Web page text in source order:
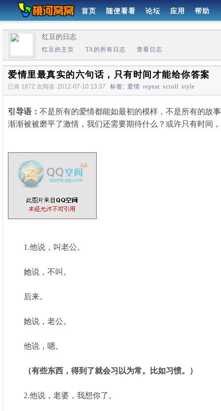
首页 随便看看 论坛 应用 帮助
红豆的日志
红豆的主页 » TA的所有日志 » 查看日志
爱情里最真实的六句话，只有时间才能给你答案
已有 1872 次阅读 2012-07-10 13:37 标签: 爱情 repeat scroll style
引导语： 不是所有的爱情都能如最初的模样，不是所有的故
渐渐被被磨平了激情，我们还需要期待什么？或许只有时间
1.他说，叫老公。
她说，不叫。
后来。
她说，老公。
他说，嗯。
（有些东西，得到了就会习以为常。比如习惯。）
2.他说，老婆，我想你了。